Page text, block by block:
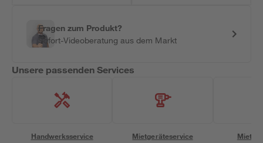
Fragen zum Produkt?
Sofort-Videoberatung aus dem Markt
Unsere passenden Services
Handwerksservice Mietgeräteservice